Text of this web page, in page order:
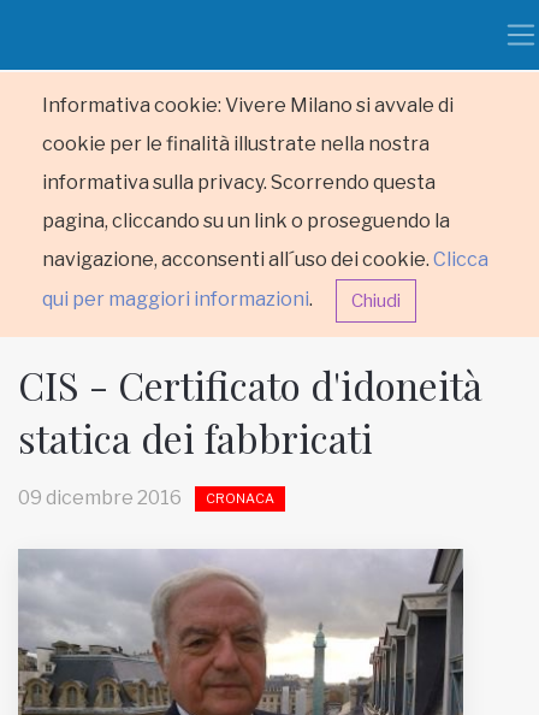
Informativa cookie: Vivere Milano si avvale di
cookie per le finalità illustrate nella nostra
informativa sulla privacy. Scorrendo questa
pagina, cliccando su un link o proseguendo la
navigazione, acconsenti all´uso dei cookie. Clicca
qui per maggiori informazioni. Chiudi
HOME
Inviateci le vostre segnalazioni
CIS - Certificato d'idoneità
statica dei fabbricati
09 dicembre 2016 CRONACA